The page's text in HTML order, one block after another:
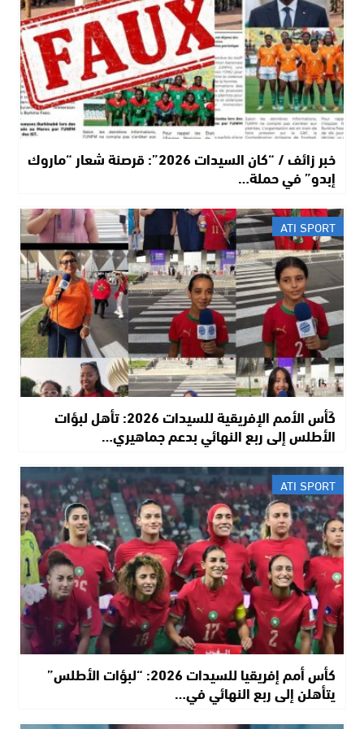
خبر زائف / “كان السيدات 2026”: قرصنة شعار “ماروك
إبدو” في حملة…
ATI SPORT
كَأس الأمم الإفريقية للسيدات 2026: تأهل لبؤات
الأطلس إلى ربع النهائي بدعم جماهيري…
ATI SPORT
كأس أمم إفريقيا للسيدات 2026: “لبؤات الأطلس”
يتأهلن إلى ربع النهائي في…